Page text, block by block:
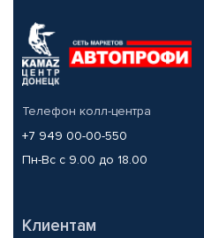
Телефон колл-центра
+7 949 00-00-550
Пн-Вс с 9.00 до 18.00
Клиентам